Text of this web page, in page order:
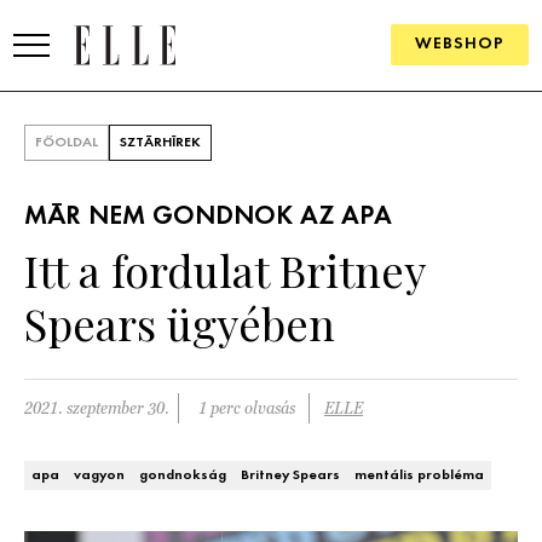
WEBSHOP
SZÉPSÉG
KULTÚRA
PSZICHÉ
FŐOLDAL SZTÁRHÍREK
MÁR NEM GONDNOK AZ APA
Itt a fordulat Britney
Spears ügyében
2021. szeptember 30. 1 perc olvasás ELLE
apa vagyon gondnokság Britney Spears mentális probléma